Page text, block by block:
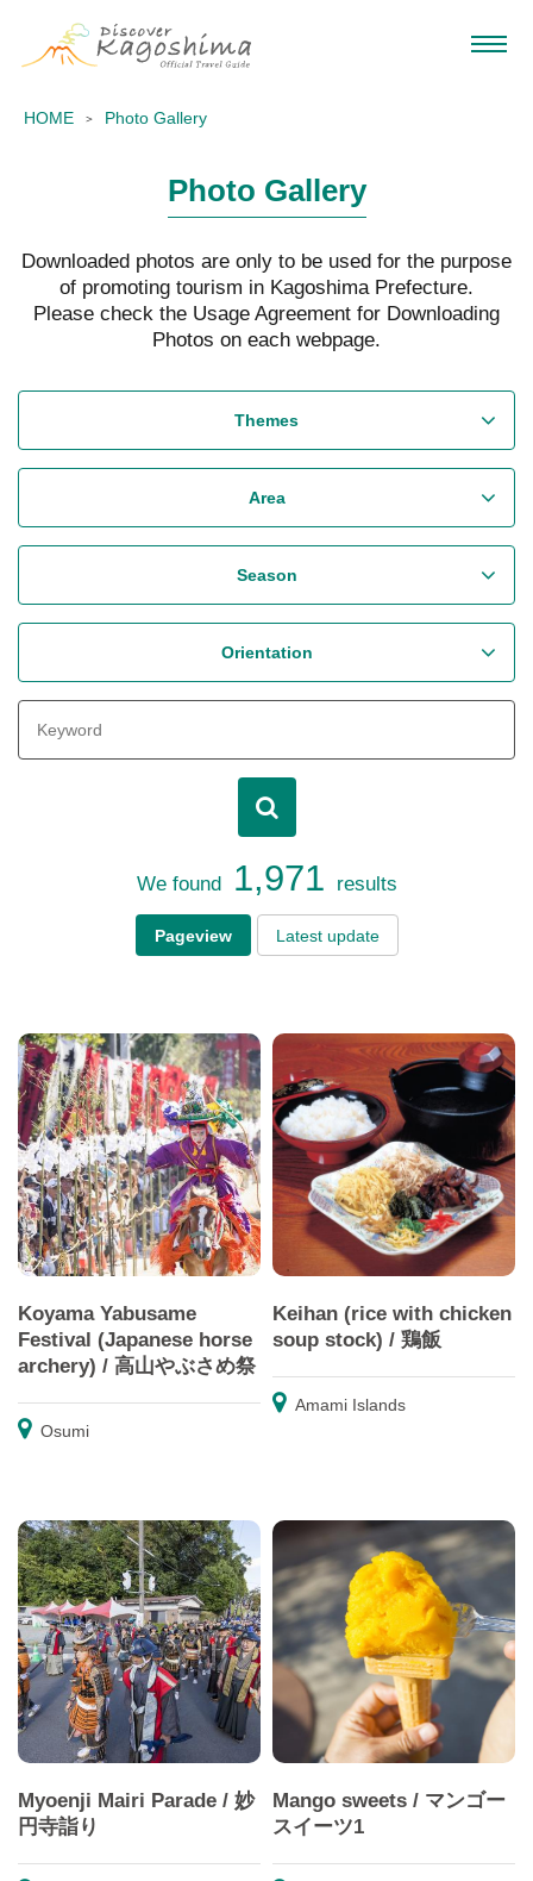
HOME Photo Gallery
Photo Gallery
Downloaded photos are only to be used for the purpose
of promoting tourism in Kagoshima Prefecture.
Please check the Usage Agreement for Downloading
Photos on each webpage.
Themes
Area
Season
Orientation
We found 1,971 results
Pageview Latest update
Koyama Yabusame
Festival (Japanese horse
archery) / 高山やぶさめ祭
Osumi
Keihan (rice with chicken
soup stock) / 鶏飯
Amami Islands
Myoenji Mairi Parade / 妙
円寺詣り
Mango sweets / マンゴー
スイーツ1